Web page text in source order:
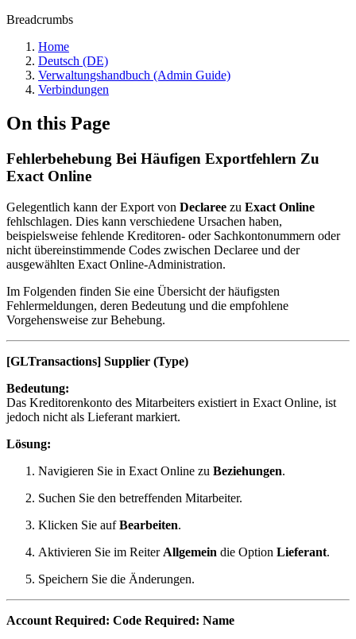
Breadcrumbs
Home
Deutsch (DE)
Verwaltungshandbuch (Admin Guide)
Verbindungen
On this Page
Fehlerbehebung Bei Häufigen Exportfehlern Zu
Exact Online
Gelegentlich kann der Export von Declaree zu Exact Online
fehlschlagen. Dies kann verschiedene Ursachen haben,
beispielsweise fehlende Kreditoren- oder Sachkontonummern oder
nicht übereinstimmende Codes zwischen Declaree und der
ausgewählten Exact Online-Administration.
Im Folgenden finden Sie eine Übersicht der häufigsten
Fehlermeldungen, deren Bedeutung und die empfohlene
Vorgehensweise zur Behebung.
[GLTransactions] Supplier (Type)
Bedeutung:
Das Kreditorenkonto des Mitarbeiters existiert in Exact Online, ist
jedoch nicht als Lieferant markiert.
Lösung:
Navigieren Sie in Exact Online zu Beziehungen.
Suchen Sie den betreffenden Mitarbeiter.
Klicken Sie aufBearbeiten.
Aktivieren Sie im Reiter Allgemein die Option Lieferant.
Speichern Sie die Änderungen.
Account Required: Code Required: Name